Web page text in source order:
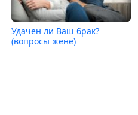
Удачен ли Ваш брак?
(вопросы жене)